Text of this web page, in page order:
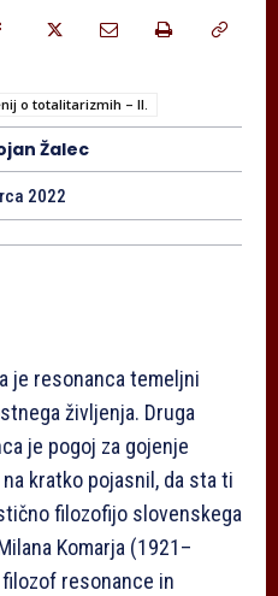
o totalitarizmih – II.
Žalec
2022
je resonanca temeljni
življenja. Druga
je pogoj za gojenje
kratko pojasnil, da sta ti
filozofijo slovenskega
Komarja (1921–
filozof resonance in